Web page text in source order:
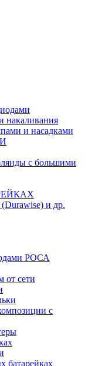
накаливания
и насадками
с большими
и др.
РОСА
от сети
с
батарейках